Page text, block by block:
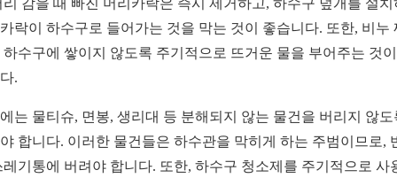
리 감을 때 빠진 머리카락은 즉시 제거하고, 하수구 덮개를 설치
락이 하수구로 들어가는 것을 막는 것이 좋습니다. 또한, 비누
하수구에 쌓이지 않도록 주기적으로 뜨거운 물을 부어주는 것
.
는 물티슈, 면봉, 생리대 등 분해되지 않는 물건을 버리지 않도
합니다. 이러한 물건들은 하수관을 막히게 하는 주범이므로,
레기통에 버려야 합니다. 또한, 하수구 청소제를 주기적으로 사